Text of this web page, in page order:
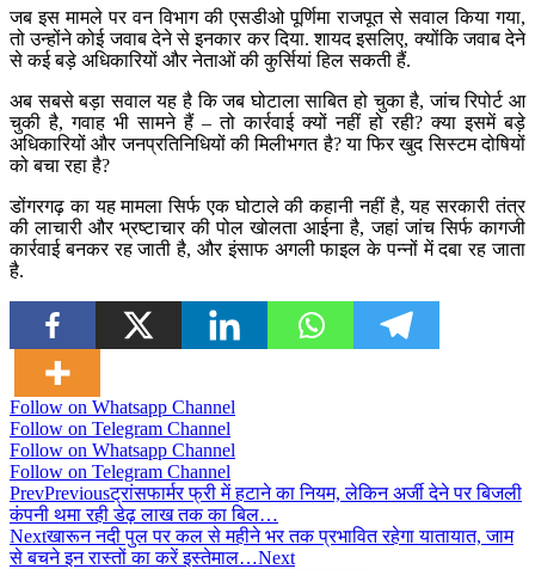
जब इस मामले पर वन विभाग की एसडीओ पूर्णिमा राजपूत से सवाल किया गया,
तो उन्होंने कोई जवाब देने से इनकार कर दिया. शायद इसलिए, क्योंकि जवाब देने
से कई बड़े अधिकारियों और नेताओं की कुर्सियां हिल सकती हैं.
अब सबसे बड़ा सवाल यह है कि जब घोटाला साबित हो चुका है, जांच रिपोर्ट आ
चुकी है, गवाह भी सामने हैं – तो कार्रवाई क्यों नहीं हो रही? क्या इसमें बड़े
अधिकारियों और जनप्रतिनिधियों की मिलीभगत है? या फिर खुद सिस्टम दोषियों
को बचा रहा है?
डोंगरगढ़ का यह मामला सिर्फ एक घोटाले की कहानी नहीं है, यह सरकारी तंत्र
की लाचारी और भ्रष्टाचार की पोल खोलता आईना है, जहां जांच सिर्फ कागजी
कार्रवाई बनकर रह जाती है, और इंसाफ अगली फाइल के पन्नों में दबा रह जाता
है.
Follow on Whatsapp Channel
Follow on Telegram Channel
Follow on Whatsapp Channel
Follow on Telegram Channel
PrevPreviousट्रांसफार्मर फ्री में हटाने का नियम, लेकिन अर्जी देने पर बिजली
कंपनी थमा रही डेढ़ लाख तक का बिल…
Nextखारून नदी पुल पर कल से महीने भर तक प्रभावित रहेगा यातायात, जाम
से बचने इन रास्तों का करें इस्तेमाल…Next